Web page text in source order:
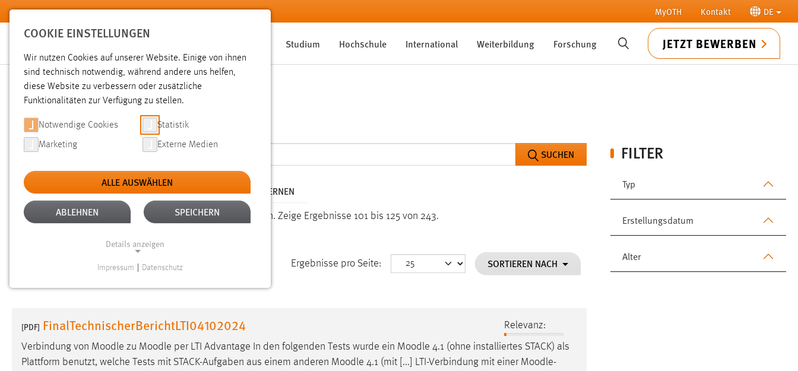
Zum Hauptinhalt springen MyOTH Kontakt DE
Studium Hochschule International Weiterbildung Forschung SUCHE JETZT BEWERBEN
SUCHE
FILTER
Typ
Erstellungsdatum
Alter
SUCHEN
Aktive Filter: ALTER: ÜBER EIN JAHR ALLE FILTER ENTFERNEN
Gesucht nach "moodle". Es wurden 243 Ergebnisse gefunden. Zeige Ergebnisse 101 bis 125 von 243.
Ergebnisse pro Seite: SORTIEREN NACH
[PDF] FinalTechnischerBerichtLTI04102024
Relevanz:
Verbindung von Moodle zu Moodle per LTI Advantage In den folgenden Tests wurde ein Moodle 4.1 (ohne installiertes STACK) als
Plattform benutzt, welche Tests mit STACK-Aufgaben aus einem anderen Moodle 4.1 (mit [...] LTI-Verbindung mit einer Moodle-
COOKIE EINSTELLUNGEN
Wir nutzen Cookies auf unserer Website. Einige von ihnen
sind technisch notwendig, während andere uns helfen,
diese Website zu verbessern oder zusätzliche
Funktionalitäten zur Verfügung zu stellen.
Notwendige Cookies Statistik
Marketing Externe Medien
ALLE AUSWÄHLEN
ABLEHNEN SPEICHERN
Details anzeigen
Website erforderlich.
Einverständnis
Impressum Datenschutz